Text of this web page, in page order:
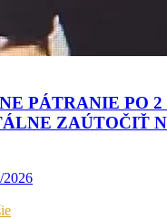
PÁTRANIE PO
ZAÚTOČIŤ
2026